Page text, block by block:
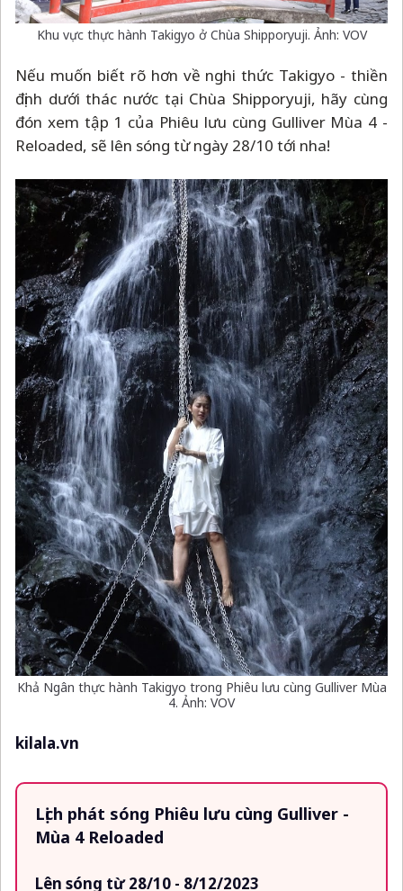
Khu vực thực hành Takigyo ở Chùa Shipporyuji. Ảnh: VOV
Nếu muốn biết rõ hơn về nghi thức Takigyo - thiền
định dưới thác nước tại Chùa Shipporyuji, hãy cùng
đón xem tập 1 của Phiêu lưu cùng Gulliver Mùa 4 -
Reloaded, sẽ lên sóng từ ngày 28/10 tới nha!
Khả Ngân thực hành Takigyo trong Phiêu lưu cùng Gulliver Mùa
4. Ảnh: VOV
kilala.vn
Lịch phát sóng Phiêu lưu cùng Gulliver -
Mùa 4 Reloaded
Lên sóng từ 28/10 - 8/12/2023